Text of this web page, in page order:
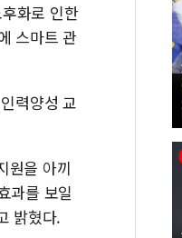
화로 인한
스마트 관
력양성 교
원을 아끼
과를 보일
밝혔다.